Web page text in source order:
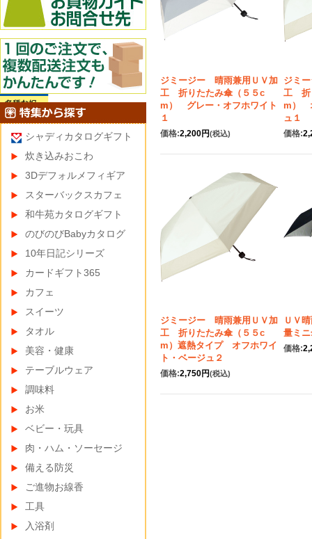
ジミージー 晴雨兼用ＵＶ加
工 折りたたみ傘（５５c
m） グレー・オフホワイト
１
価格:2,200円(税込)
ジミ
工 折
m）
ュ１
価格:
ジミージー 晴雨兼用ＵＶ加
工 折りたたみ傘（５５c
m）遮熱タイプ オフホワイ
ト・ベージュ２
価格:2,750円(税込)
ＵＶ
量ミ
価格:
シャディカタログギフト
炊き込みおこわ
3Dデフォルメフィギア
スターバックスカフェ
和牛苑カタログギフト
のびのびBabyカタログ
10年日記シリーズ
カードギフト365
カフェ
スイーツ
タオル
美容・健康
テーブルウェア
調味料
お米
ベビー・玩具
肉・ハム・ソーセージ
備える防災
ご進物お線香
工具
入浴剤